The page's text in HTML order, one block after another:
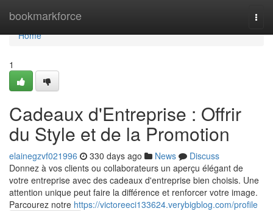
bookmarkforce
Home
Home
1
Cadeaux d'Entreprise : Offrir
du Style et de la Promotion
elainegzvf021996 330 days ago News
Discuss
Donnez à vos clients ou collaborateurs un aperçu élégant de
votre entreprise avec des cadeaux d'entreprise bien choisis. Une
attention unique peut faire la différence et renforcer votre image.
Parcourez notre https://victoreeci133624.verybigblog.com/profile